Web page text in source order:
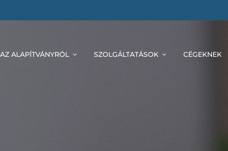
AZ ALAPÍTVÁNYRÓL SZOLGÁLTATÁSOK CÉGEKNEK